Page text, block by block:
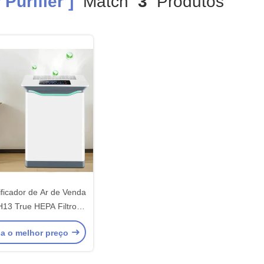
de Ar de Venda
True HEPA Filtro 7
Air Cleaner Large
Smart Tuya WIFI
o melhor preço